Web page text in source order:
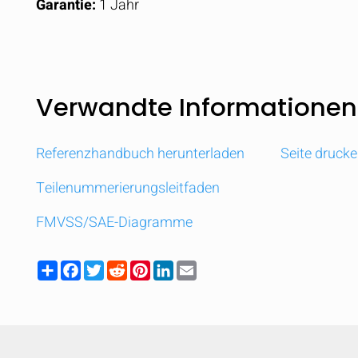
Garantie: 1 Jahr
Verwandte Informationen
Referenzhandbuch herunterladen
Teilenummerierungsleitfaden
FMVSS/SAE-Diagramme
Seite
ShareFacebook
TwitterRedditPinterestLinkedIn